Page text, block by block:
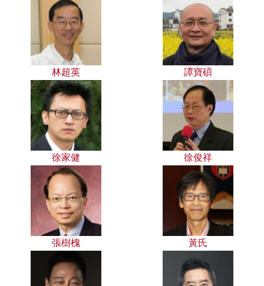
林超英 譚寶碩
徐家健 徐俊祥
張樹槐 黃氏